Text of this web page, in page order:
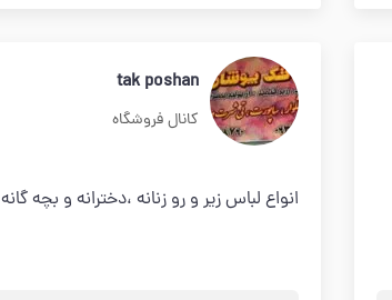
tak poshan
کانال فروشگاه
انواع لباس زیر و رو زنانه ،دخترانه و بچه گانه